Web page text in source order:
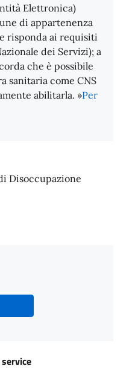
Elettronica)
di appartenenza
risponda ai requisiti
dei Servizi); a
che è possibile
sanitaria come CNS
abilitarla. »Per
Disoccupazione